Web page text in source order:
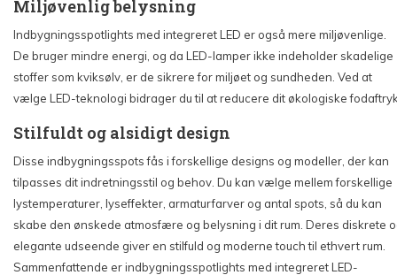
Miljøvenlig belysning
Indbygningsspotlights med integreret LED er også mere miljøvenlige.
De bruger mindre energi, og da LED-lamper ikke indeholder skadelige
stoffer som kviksølv, er de sikrere for miljøet og sundheden. Ved at
vælge LED-teknologi bidrager du til at reducere dit økologiske
Stilfuldt og alsidigt design
Disse indbygningsspots fås i forskellige designs og modeller, der kan
tilpasses dit indretningsstil og behov. Du kan vælge mellem forskellige
lystemperaturer, lyseffekter, armaturfarver og antal spots, så du kan
skabe den ønskede atmosfære og belysning i dit rum. Deres diskrete
elegante udseende giver en stilfuld og moderne touch til ethvert rum.
Sammenfattende er indbygningsspotlights med integreret LED-